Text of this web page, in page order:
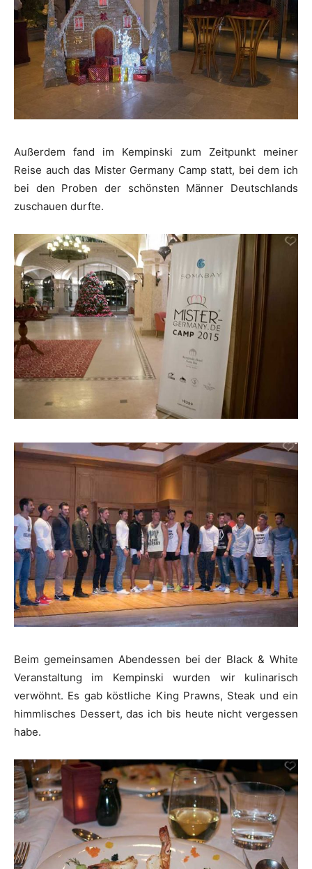
Außerdem fand im Kempinski zum Zeitpunkt meiner
Reise auch das Mister Germany Camp statt, bei dem ich
bei den Proben der schönsten Männer Deutschlands
zuschauen durfte.
Beim gemeinsamen Abendessen bei der Black & White
Veranstaltung im Kempinski wurden wir kulinarisch
verwöhnt. Es gab köstliche King Prawns, Steak und ein
himmlisches Dessert, das ich bis heute nicht vergessen
habe.